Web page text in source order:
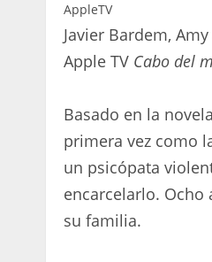
AppleTV
Javier Bardem,
Apple TV Cabo del
Basado en la
primera vez como
un psicópata
encarcelarlo. Ocho
su familia.